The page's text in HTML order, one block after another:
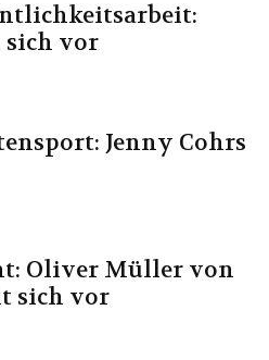
sich vor
Jenny Cohrs
Oliver Müller von
sich vor